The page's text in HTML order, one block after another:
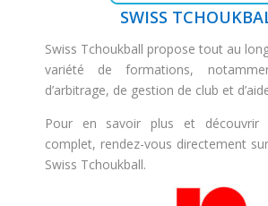
SWISS
Swiss Tchoukball propose tout au
variété de formations,
d’arbitrage, de gestion de club et
Pour en savoir plus et découvrir
complet, rendez-vous directement
Swiss Tchoukball.